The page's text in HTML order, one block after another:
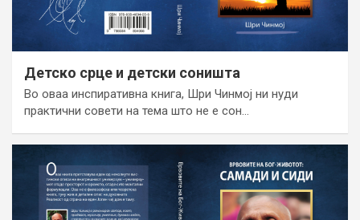
Детско срце и детски соништа
Во оваа инспиративна книга, Шри Чинмој ни нуди
практични совети на тема што не е сон…